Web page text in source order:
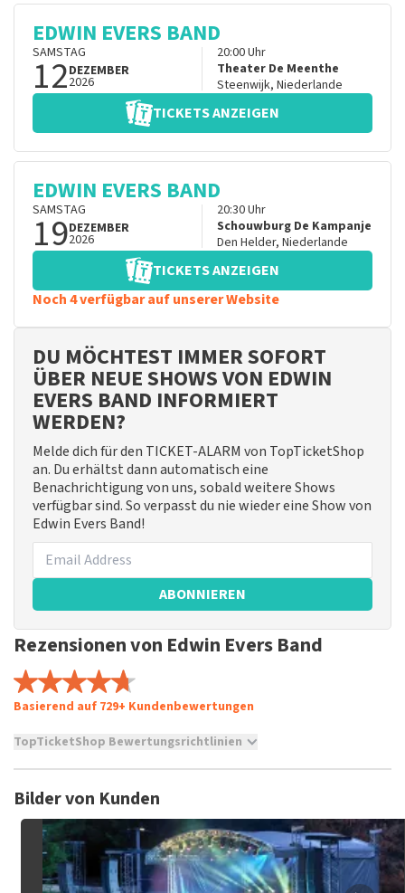
EDWIN EVERS BAND
SAMSTAG
12DEZEMBER
2026
20:00Uhr
Theater De Meenthe
Steenwijk, Niederlande
TICKETS ANZEIGEN
EDWIN EVERS BAND
SAMSTAG
19DEZEMBER
2026
20:30Uhr
Schouwburg De Kampanje
Den Helder, Niederlande
TICKETS ANZEIGEN
Noch 4 verfügbar auf unserer Website
DU MÖCHTEST IMMER SOFORT
ÜBER NEUE SHOWS VON EDWIN
EVERS BAND INFORMIERT
WERDEN?
Melde dich für den TICKET-ALARM von TopTicketShop
an. Du erhältst dann automatisch eine
Benachrichtigung von uns, sobald weitere Shows
verfügbar sind. So verpasst du nie wieder eine Show von
Edwin Evers Band!
ABONNIEREN
Rezensionen von Edwin Evers Band
Basierend auf 729+ Kundenbewertungen
TopTicketShop Bewertungsrichtlinien
Es ist nicht möglich, eine Bewertung abzugeben, wenn du
beleidigender Sprache und/oder falschen Angaben werden
nicht veröffentlicht. Es kann einige Wochen dauern, bis eine
Bewertung veröffentlicht wird.
Bilder von Kunden